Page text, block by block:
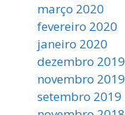
março 2020
fevereiro 2020
janeiro 2020
dezembro 2019
novembro 2019
setembro 2019